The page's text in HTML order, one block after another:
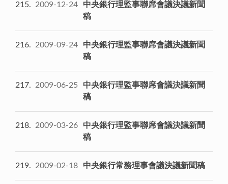
215 2009-12-24
中央銀行理監事聯席會議決議新聞
稿
216 2009-09-24
中央銀行理監事聯席會議決議新聞
稿
217 2009-06-25
中央銀行理監事聯席會議決議新聞
稿
218 2009-03-26
中央銀行理監事聯席會議決議新聞
稿
219 2009-02-18 中央銀行常務理事會議決議新聞稿